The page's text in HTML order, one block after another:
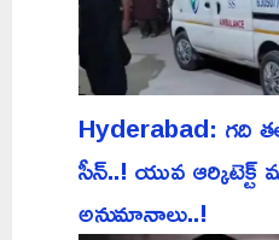
Hyderabad: గది
సీన్..! యువ ఆర్కిటెక్ట్
అనుమానాలు..!